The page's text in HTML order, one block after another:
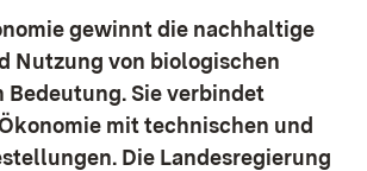
gewinnt die nachhaltige
Nutzung von biologischen
Bedeutung. Sie verbindet
mit technischen und
Die Landesregierung